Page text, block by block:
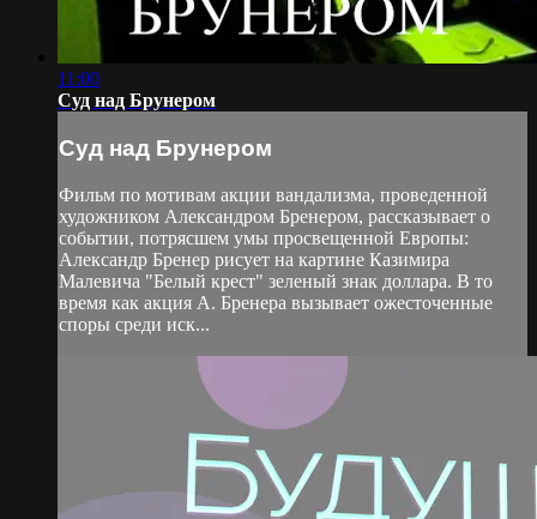
11:00
Суд над Брунером
Суд над Брунером
Фильм по мотивам акции вандализма, проведенной
художником Александром Бренером, рассказывает о
событии, потрясшем умы просвещенной Европы:
Александр Бренер рисует на картине Казимира
Малевича "Белый крест" зеленый знак доллара. В то
время как акция А. Бренера вызывает ожесточенные
споры среди иск...